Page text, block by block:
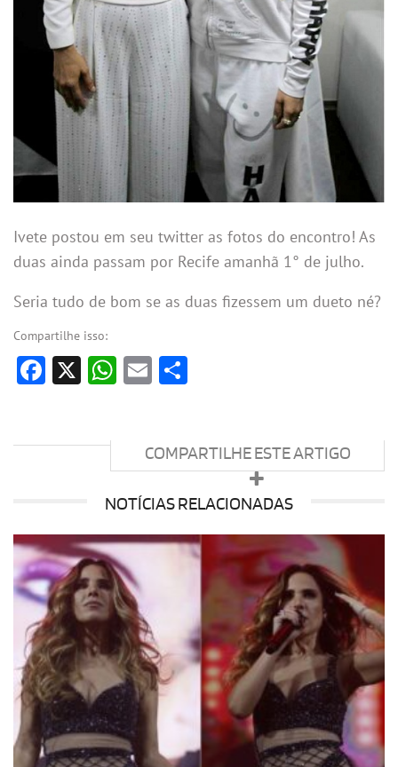
Ivete postou em seu twitter as fotos do encontro! As
duas ainda passam por Recife amanhã 1° de julho.
Seria tudo de bom se as duas fizessem um dueto né?
Compartilhe isso:
Facebook
X WhatsApp
Email
COMPARTILHE ESTE ARTIGO
NOTÍCIAS RELACIONADAS